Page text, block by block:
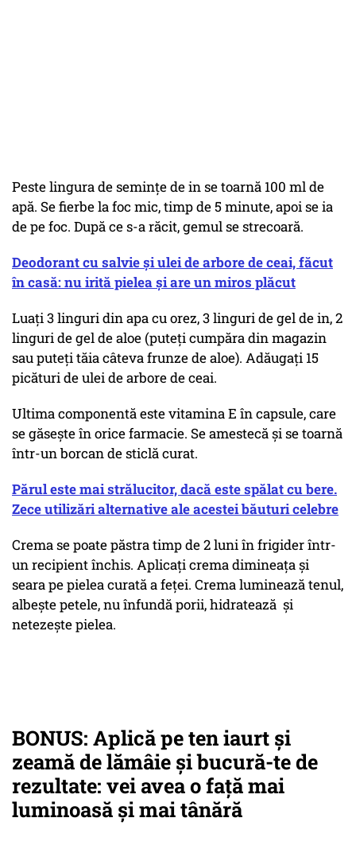
Peste lingura de semințe de in se toarnă 100 ml de
apă. Se fierbe la foc mic, timp de 5 minute, apoi se ia
de pe foc. După ce s-a răcit, gemul se strecoară.
Deodorant cu salvie și ulei de arbore de ceai, făcut
în casă: nu irită pielea și are un miros plăcut
Luați 3 linguri din apa cu orez, 3 linguri de gel de in, 2
linguri de gel de aloe (puteți cumpăra din magazin
sau puteți tăia câteva frunze de aloe). Adăugați 15
picături de ulei de arbore de ceai.
Ultima componentă este vitamina E în capsule, care
se găsește în orice farmacie. Se amestecă și se toarnă
într-un borcan de sticlă curat.
Părul este mai strălucitor, dacă este spălat cu bere.
Zece utilizări alternative ale acestei băuturi celebre
Crema se poate păstra timp de 2 luni în frigider într-
un recipient închis. Aplicați crema dimineața și
seara pe pielea curată a feței. Crema luminează tenul,
albește petele, nu înfundă porii, hidratează și
netezește pielea.
BONUS: Aplică pe ten iaurt și
zeamă de lămâie și bucură-te de
rezultate: vei avea o față mai
luminoasă și mai tânără